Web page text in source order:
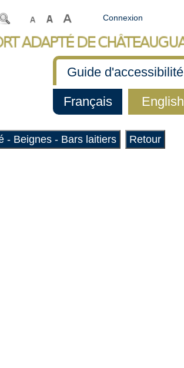
Connexion
Guide d'accessibilité
Français
English
- Beignes - Bars laitiers Retour